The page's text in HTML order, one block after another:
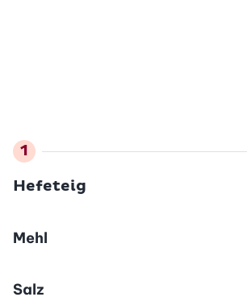
Hefeteig
Mehl
Salz